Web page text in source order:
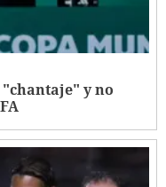
y no